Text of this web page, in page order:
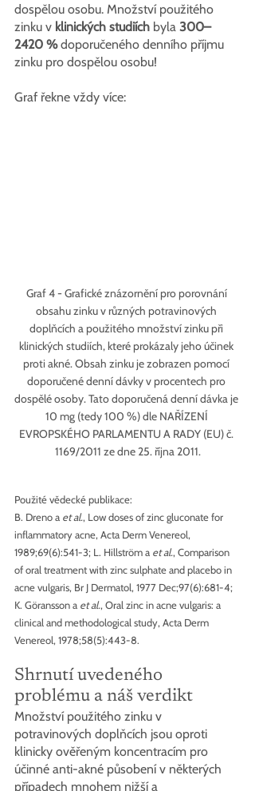
dospělou osobu. Množství použitého
zinku v klinických studiích byla 300–
2420 % doporučeného denního příjmu
zinku pro dospělou osobu!
Graf řekne vždy více:
Graf 4 - Grafické znázornění pro porovnání
obsahu zinku v různých potravinových
doplňcích a použitého množství zinku při
klinických studiích, které prokázaly jeho účinek
proti akné. Obsah zinku je zobrazen pomocí
doporučené denní dávky v procentech pro
dospělé osoby. Tato doporučená denní dávka je
10 mg (tedy 100 %) dle NAŘÍZENÍ
EVROPSKÉHO PARLAMENTU A RADY (EU) č.
1169/2011 ze dne 25. října 2011.
Použité vědecké publikace:
B. Dreno a et al., Low doses of zinc gluconate for
inflammatory acne, Acta Derm Venereol,
1989;69(6):541-3; L. Hillström a et al., Comparison
of oral treatment with zinc sulphate and placebo in
acne vulgaris, Br J Dermatol, 1977 Dec;97(6):681-4;
K. Göransson a et al., Oral zinc in acne vulgaris: a
clinical and methodological study, Acta Derm
Venereol, 1978;58(5):443-8.
Shrnutí uvedeného
problému a náš verdikt
Množství použitého zinku v
potravinových doplňcích jsou oproti
klinicky ověřeným koncentracím pro
účinné anti-akné působení v některých
případech mnohem nižší a